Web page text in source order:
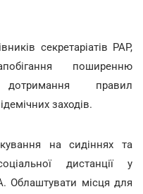
секретаріатів РАР,
поширенню
дотримання правил
заходів.
на сидіннях та
дистанції у
Облаштувати місця для